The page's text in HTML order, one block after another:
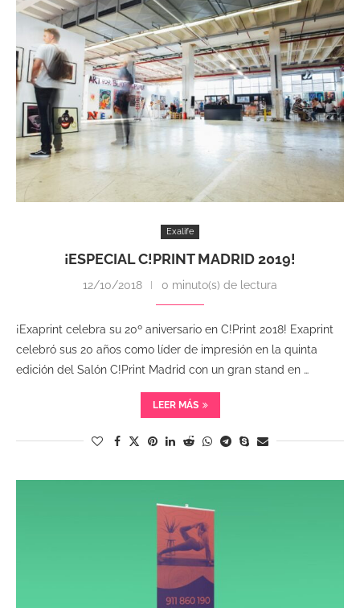
Exalife
¡ESPECIAL C!PRINT MADRID 2019!
12/10/2018 0 minuto(s) de lectura
¡Exaprint celebra su 20º aniversario en C!Print 2018! Exaprint
celebró sus 20 años como líder de impresión en la quinta
edición del Salón C!Print Madrid con un gran stand en …
LEER MÁS